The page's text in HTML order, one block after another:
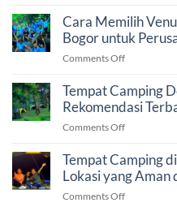
Memilih
Liburan
Camping
untuk
Company
Gathering
Bogor:
7
Memilih
Venue
Cara Memilih
Bogor untuk
Comments Offon
Memilih
Venue
Gathering
dan
di
Bogor
Tempat Camping
Rekomendasi
Comments Offon
Camping
Dekat
Jakarta
untuk
Tempat Camping
Lokasi yang Aman
Comments Offon